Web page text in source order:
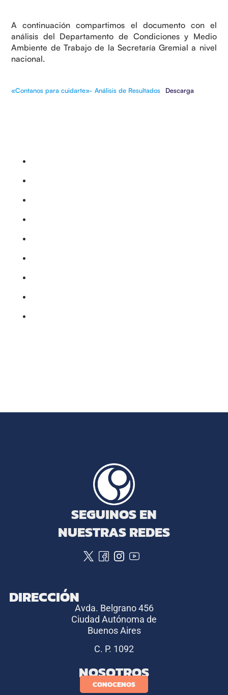
A continuación compartimos el documento con el
análisis del Departamento de Condiciones y Medio
Ambiente de Trabajo de la Secretaría Gremial a nivel
nacional.
«Contanos para cuidarte»- Análisis de Resultados Descarga
SEGUINOS EN
NUESTRAS REDES
DIRECCIÓN
Avda. Belgrano 456
Ciudad Autónoma de
Buenos Aires
C. P. 1092
NOSOTROS
CONOCENOS